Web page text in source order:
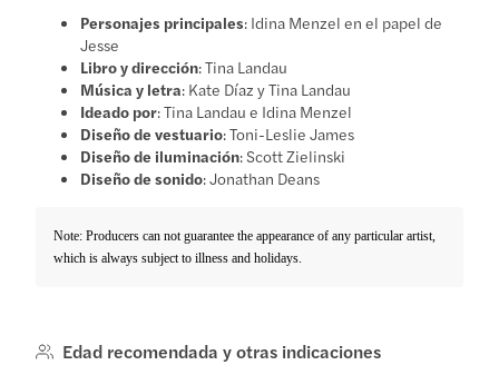
Personajes principales: Idina Menzel en el papel de
Jesse
Libro y dirección: Tina Landau
Música y letra: Kate Díaz y Tina Landau
Ideado por: Tina Landau e Idina Menzel
Diseño de vestuario: Toni-Leslie James
Diseño de iluminación: Scott Zielinski
Diseño de sonido: Jonathan Deans
Note: Producers can not guarantee the appearance of any particular artist,
which is always subject to illness and holidays.
Edad recomendada y otras indicaciones